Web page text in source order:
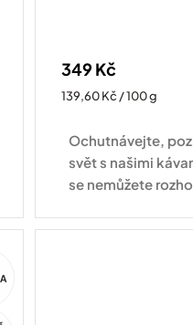
349 Kč
Měrná
139,60 Kč / 100 g
Ochutnávejte,
svět s našimi
se nemůžete